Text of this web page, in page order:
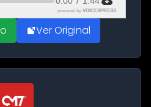
powered by VOICEXPRESS
Ver Original